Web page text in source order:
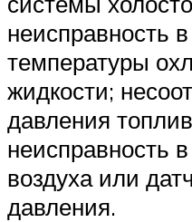
неисправность
температуры
жидкости;
давления
неисправность
воздуха или
давления.